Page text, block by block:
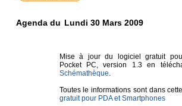
Agenda du Lundi 30 Mars 2009
Mise à jour du logiciel gratuit
Pocket PC, version 1.3 en
Schémathèque
Toutes le informations sont dans
gratuit pour PDA et Smartphones